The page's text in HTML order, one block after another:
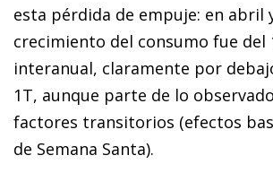
esta pérdida de empuje: en abril
crecimiento del consumo fue del
interanual, claramente por
1T, aunque parte de lo
factores transitorios (efectos
de Semana Santa).